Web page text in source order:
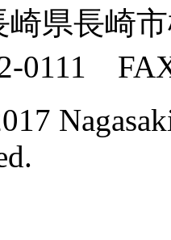
崎県長崎
0111